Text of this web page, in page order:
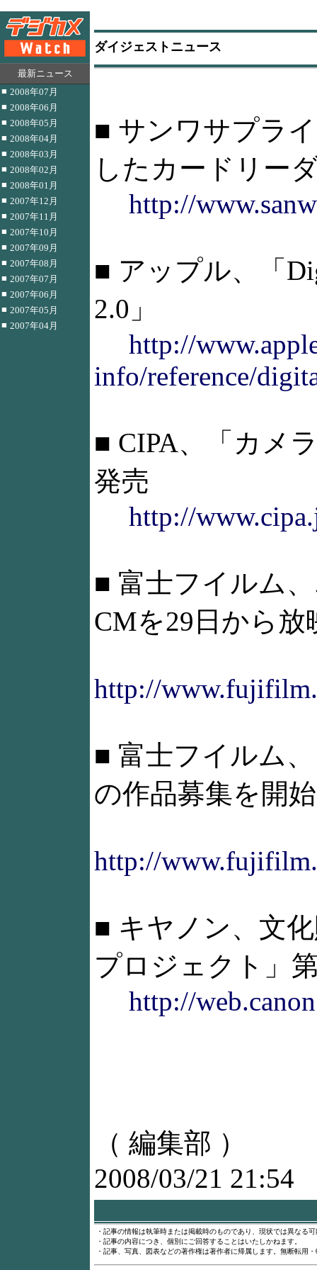
最新ニュース
■ 2008年07月
■ 2008年06月
■ 2008年05月
■ 2008年04月
■ 2008年03月
■ 2008年02月
■ 2008年01月
■ 2007年12月
■ 2007年11月
■ 2007年10月
■ 2007年09月
■ 2007年08月
■ 2007年07月
■ 2007年06月
■ 2007年05月
■ 2007年04月
ダイジェストニュース
■ サンワサプラ
したカードリー
http://
■ アップル、「
2.0」
http://
info/reference/
■ CIPA、「カメ
発売
http://
■ 富士フイルム
CMを29日から放
http://
■ 富士フイルム、
の作品募集を開始
http://
■ キヤノン、文
プロジェクト」
http://
（ 編集部 ）
2008/03/21 21:54
・記事の情報は執筆時または掲載時のものであり、現状では異なる
・記事の内容につき、個別にご回答することはいたしかねます。
・記事、写真、図表などの著作権は著作者に帰属します。無断転用